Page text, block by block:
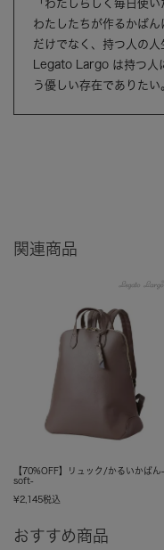
「わたしらしく毎日使い
わたしたちが作るかば
だけでなく、持つ人の人
Legato Largo は持つ人
う優しい存在でありたい
関連商品
【70%OFF】リュック/かるいかばん-
soft-
¥2,145税込
おすすめ商品